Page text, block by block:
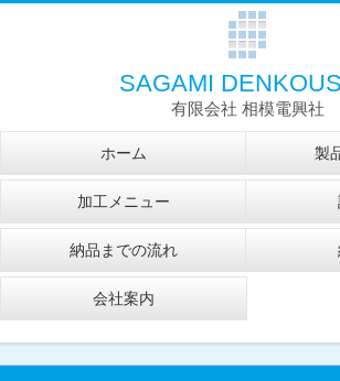
SAGAMI
有限会社 相模電興社
ホーム 製
加工メニュー
納品までの流れ
会社案内